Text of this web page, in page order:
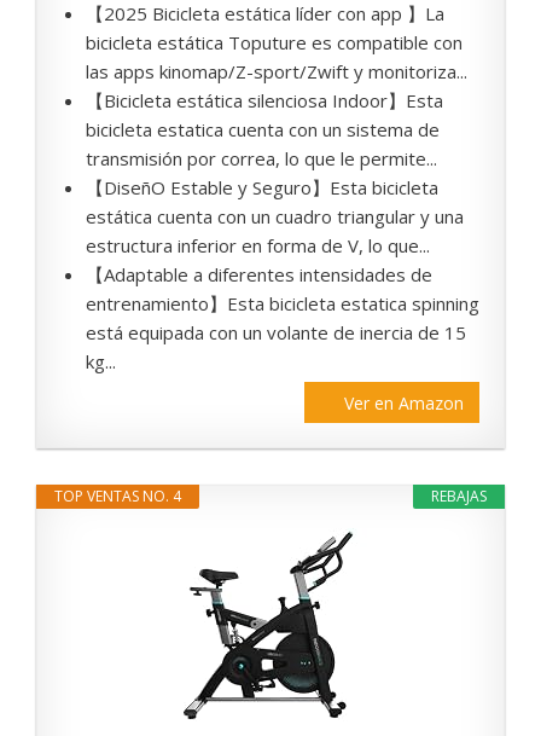
【2025 Bicicleta estática líder con app 】La
bicicleta estática Toputure es compatible con
las apps kinomap/Z-sport/Zwift y monitoriza...
【Bicicleta estática silenciosa Indoor】Esta
bicicleta estatica cuenta con un sistema de
transmisión por correa, lo que le permite...
【DiseñO Estable y Seguro】Esta bicicleta
estática cuenta con un cuadro triangular y una
estructura inferior en forma de V, lo que...
【Adaptable a diferentes intensidades de
entrenamiento】Esta bicicleta estatica spinning
está equipada con un volante de inercia de 15
kg...
Ver en Amazon
REBAJAS
TOP VENTAS NO. 4